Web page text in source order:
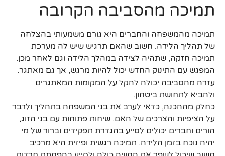
תמיכה מהסביבה הקרובה
תמיכה מהמשפחה והחברים היא גורם משמעותי בהצלחה
של תהליך הלידה. חשוב שהאם תרגיש שיש לה מערכת
תמיכה חזקה, שתהיה לצידה במהלך הלידה וגם לאחר מכן.
המפגש עם התינוק החדש יכול להיות מרגש, אך גם מאתגר.
עזרה מהסביבה יכולה להקל על המקומות המאתגרים
ולהביא לתחושת ביטחון.
כחלק מההכנה, כדאי לערב את בני המשפחה בתהליך ולדבר
על הציפיות והצרכים של האם. שיחות פתוחות עם בני הזוג,
הורים וחברים יכולים לסייע בהגדרת תפקידים וברור של מי
יהיה נוכח בזמן הלידה. תמיכה רגשית ופיזית היא מרכיב